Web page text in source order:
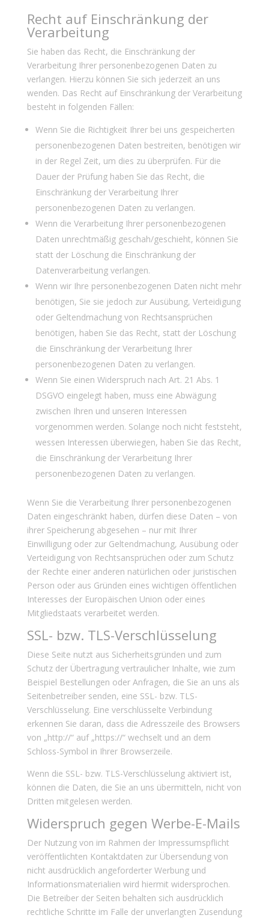
Recht auf Einschränkung der
Verarbeitung
Sie haben das Recht, die Einschränkung der
Verarbeitung Ihrer personenbezogenen Daten zu
verlangen. Hierzu können Sie sich jederzeit an uns
wenden. Das Recht auf Einschränkung der Verarbeitung
besteht in folgenden Fällen:
Wenn Sie die Richtigkeit Ihrer bei uns gespeicherten
personenbezogenen Daten bestreiten, benötigen wir
in der Regel Zeit, um dies zu überprüfen. Für die
Dauer der Prüfung haben Sie das Recht, die
Einschränkung der Verarbeitung Ihrer
personenbezogenen Daten zu verlangen.
Wenn die Verarbeitung Ihrer personenbezogenen
Daten unrechtmäßig geschah/geschieht, können Sie
statt der Löschung die Einschränkung der
Datenverarbeitung verlangen.
Wenn wir Ihre personenbezogenen Daten nicht mehr
benötigen, Sie sie jedoch zur Ausübung, Verteidigung
oder Geltendmachung von Rechtsansprüchen
benötigen, haben Sie das Recht, statt der Löschung
die Einschränkung der Verarbeitung Ihrer
personenbezogenen Daten zu verlangen.
Wenn Sie einen Widerspruch nach Art. 21 Abs. 1
DSGVO eingelegt haben, muss eine Abwägung
zwischen Ihren und unseren Interessen
vorgenommen werden. Solange noch nicht feststeht,
wessen Interessen überwiegen, haben Sie das Recht,
die Einschränkung der Verarbeitung Ihrer
personenbezogenen Daten zu verlangen.
Wenn Sie die Verarbeitung Ihrer personenbezogenen
Daten eingeschränkt haben, dürfen diese Daten – von
ihrer Speicherung abgesehen – nur mit Ihrer
Einwilligung oder zur Geltendmachung, Ausübung oder
Verteidigung von Rechtsansprüchen oder zum Schutz
der Rechte einer anderen natürlichen oder juristischen
Person oder aus Gründen eines wichtigen öffentlichen
Interesses der Europäischen Union oder eines
Mitgliedstaats verarbeitet werden.
SSL- bzw. TLS-Verschlüsselung
Diese Seite nutzt aus Sicherheitsgründen und zum
Schutz der Übertragung vertraulicher Inhalte, wie zum
Beispiel Bestellungen oder Anfragen, die Sie an uns als
Seitenbetreiber senden, eine SSL- bzw. TLS-
Verschlüsselung. Eine verschlüsselte Verbindung
erkennen Sie daran, dass die Adresszeile des Browsers
von „http://“ auf „https://“ wechselt und an dem
Schloss-Symbol in Ihrer Browserzeile.
Wenn die SSL- bzw. TLS-Verschlüsselung aktiviert ist,
können die Daten, die Sie an uns übermitteln, nicht von
Dritten mitgelesen werden.
Widerspruch gegen Werbe-E-Mails
Der Nutzung von im Rahmen der Impressumspflicht
veröffentlichten Kontaktdaten zur Übersendung von
nicht ausdrücklich angeforderter Werbung und
Informationsmaterialien wird hiermit widersprochen.
Die Betreiber der Seiten behalten sich ausdrücklich
rechtliche Schritte im Falle der unverlangten Zusendung